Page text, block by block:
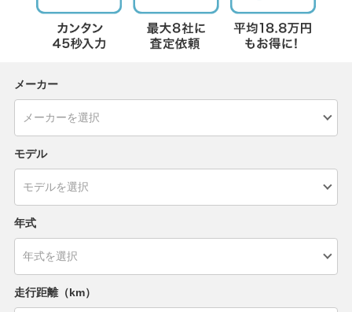
メーカー
モデル
年式
走行距離（km）